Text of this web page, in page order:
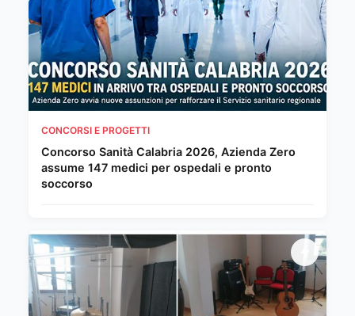
CONCORSI E PROGETTI
Concorso Sanità Calabria 2026, Azienda Zero
assume 147 medici per ospedali e pronto
soccorso